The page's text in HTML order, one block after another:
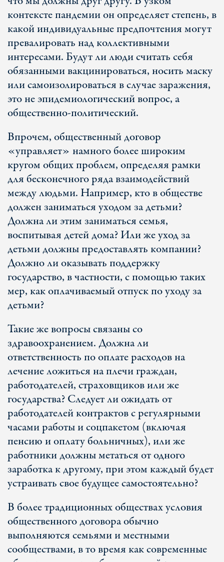
контексте пандемии он определяет степень, в
какой индивидуальные предпочтения могут
превалировать над коллективными
интересами. Будут ли люди считать себя
обязанными вакцинироваться, носить маску
или самоизолироваться в случае заражения,
это не эпидемиологический вопрос, а
общественно-политический.
Впрочем, общественный договор
«управляет» намного более широким
кругом общих проблем, определяя рамки
для бесконечного ряда взаимодействий
между людьми. Например, кто в обществе
должен заниматься уходом за детьми?
Должна ли этим заниматься семья,
воспитывая детей дома? Или же уход за
детьми должны предоставлять компании?
Должно ли оказывать поддержку
государство, в частности, с помощью таких
мер, как оплачиваемый отпуск по уходу за
детьми?
Такие же вопросы связаны со
здравоохранением. Должна ли
ответственность по оплате расходов на
лечение ложиться на плечи граждан,
работодателей, страховщиков или же
государства? Следует ли ожидать от
работодателей контрактов с регулярными
часами работы и соцпакетом (включая
пенсию и оплату больничных), или же
работники должны метаться от одного
заработка к другому, при этом каждый будет
устраивать свое будущее самостоятельно?
В более традиционных обществах условия
общественного договора обычно
выполняются семьями и местными
сообществами, в то время как современные